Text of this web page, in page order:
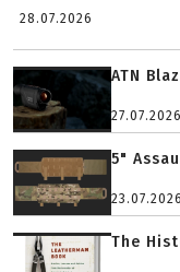
28.07.2026
ATN
27.07.2026
5"
23.07.2026
The